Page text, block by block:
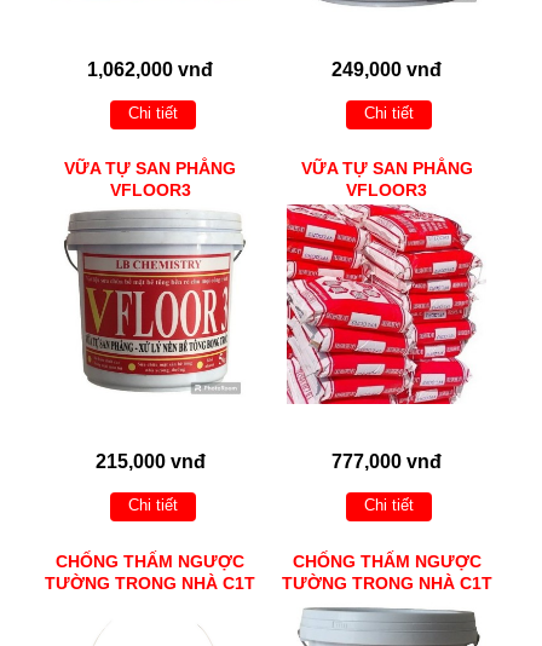
1,062,000 vnđ
Chi tiết
249,000 vnđ
Chi tiết
VỮA TỰ SAN PHẲNG
VFLOOR3
215,000 vnđ
Chi tiết
VỮA TỰ SAN PHẲNG
VFLOOR3
777,000 vnđ
Chi tiết
CHỐNG THẤM NGƯỢC
TƯỜNG TRONG NHÀ C1T
CHỐNG THẤM NGƯỢC
TƯỜNG TRONG NHÀ C1T